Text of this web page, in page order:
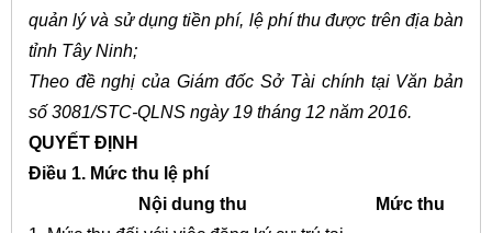
quản lý và sử dụng tiền phí, lệ phí thu được trên địa bàn
tỉnh Tây Ninh;
Theo đềnghị của Giám đốc Sở Tài chính tại Văn bản
số 3081/STC-QLNS ngày 19 tháng 12 năm 2016.
QUYẾT ĐỊNH
Điều 1. Mức thu l ệphí
Nội d ung thu Mức thu